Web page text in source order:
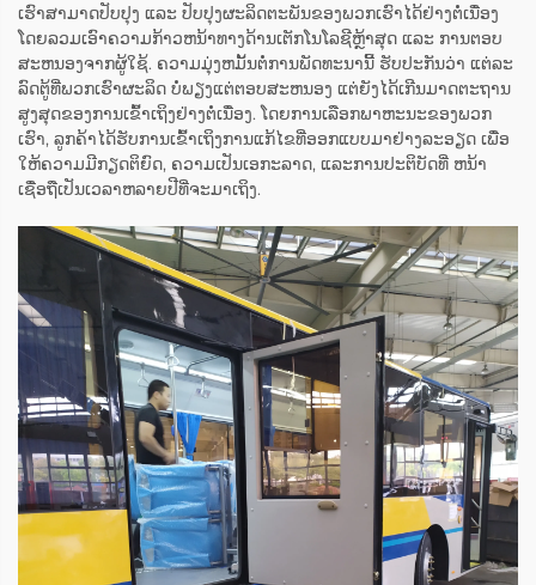
ເຮົາສາມາດປັບປຸງ ແລະ ປັບປຸງຜະລິດຕະພັນຂອງພວກເຮົາໄດ້ຢ່າງຕໍ່ເນື່ອງ
ໂດຍລວມເອົາຄວາມກ້າວຫນ້າທາງດ້ານເຕັກໂນໂລຊີຫຼ້າສຸດ ແລະ ການຕອບ
ສະຫນອງຈາກຜູ້ໃຊ້. ຄວາມມຸ່ງຫມັ້ນຕໍ່ການພັດທະນານີ້ ຮັບປະກັນວ່າ ແຕ່ລະ
ລົດຕູ້ທີ່ພວກເຮົາຜະລິດ ບໍ່ພຽງແຕ່ຕອບສະຫນອງ ແຕ່ຍັງໄດ້ເກີນມາດຕະຖານ
ສູງສຸດຂອງການເຂົ້າເຖິງຢ່າງຕໍ່ເນື່ອງ. ໂດຍການເລືອກພາຫະນະຂອງພວກ
ເຮົາ, ລູກຄ້າໄດ້ຮັບການເຂົ້າເຖິງການແກ້ໄຂທີ່ອອກແບບມາຢ່າງລະອຽດ ເພື່ອ
ໃຫ້ຄວາມມີກຽດຕິຍົດ, ຄວາມເປັນເອກະລາດ, ແລະການປະຕິບັດທີ່ ຫນ້າ
ເຊື່ອຖືເປັນເວລາຫລາຍປີທີ່ຈະມາເຖິງ.